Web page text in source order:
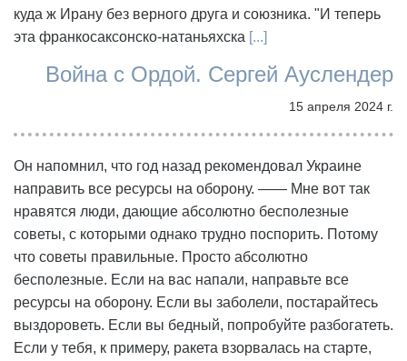
куда ж Ирану без верного друга и союзника. "И теперь
эта франкосаксонско-натаньяхска [...]
Война с Ордой. Сергей Ауслендер
15 апреля 2024 г.
Он напомнил, что год назад рекомендовал Украине
направить все ресурсы на оборону. —— Мне вот так
нравятся люди, дающие абсолютно бесполезные
советы, с которыми однако трудно поспорить. Потому
что советы правильные. Просто абсолютно
бесполезные. Если на вас напали, направьте все
ресурсы на оборону. Если вы заболели, постарайтесь
выздороветь. Если вы бедный, попробуйте разбогатеть.
Если у тебя, к примеру, ракета взорвалась на старте,